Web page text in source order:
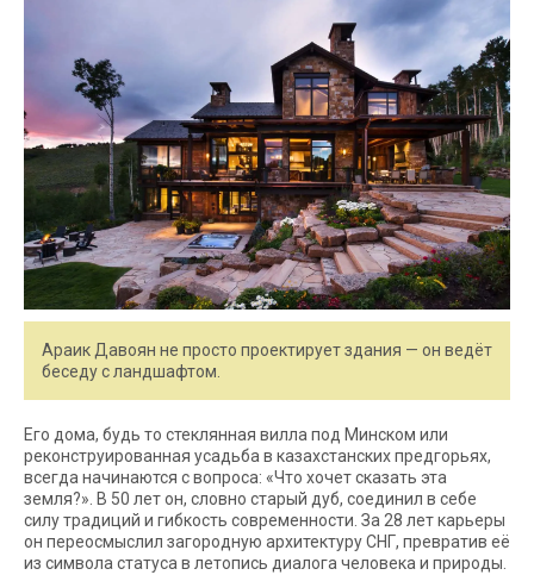
Араик Давоян не просто проектирует здания — он ведёт
беседу с ландшафтом.
Его дома, будь то стеклянная вилла под Минском или
реконструированная усадьба в казахстанских предгорьях,
всегда начинаются с вопроса: «Что хочет сказать эта
земля?». В 50 лет он, словно старый дуб, соединил в себе
силу традиций и гибкость современности. За 28 лет карьеры
он переосмыслил загородную архитектуру СНГ, превратив её
из символа статуса в летопись диалога человека и природы.